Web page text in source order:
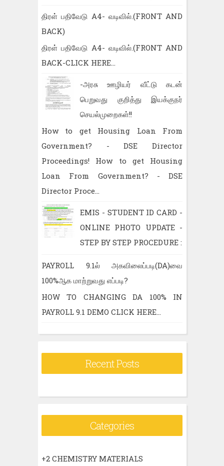
திரள் பதிவேடு A4- வடிவில்.(FRONT AND
BACK)
திரள் பதிவேடு A4- வடிவில்.(FRONT AND
BACK-CLICK HERE...
-அரசு ஊழியர் வீட்டு கடன்
பெறுவது குறித்து இயக்குநர்
செயல்முறைகள்!!
How to get Housing Loan From
Government? - DSE Director
Proceedings! How to get Housing
Loan From Government? - DSE
Director Proce...
EMIS - STUDENT ID CARD -
ONLINE PHOTO UPDATE -
STEP BY STEP PROCEDURE :
PAYROLL 9.1ல் அகவிலைப்படி(DA)வை
100%ஆக மாற்றுவது எப்படி?
HOW TO CHANGING DA 100% IN
PAYROLL 9.1 DEMO CLICK HERE...
Recent Posts
Categories
+2 CHEMISTRY MATERIALS